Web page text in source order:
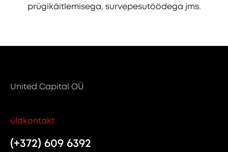
prügikäitlemisega, survepesutöödega jms.
United Capital OÜ
üldkontakt
(+372) 609 6392